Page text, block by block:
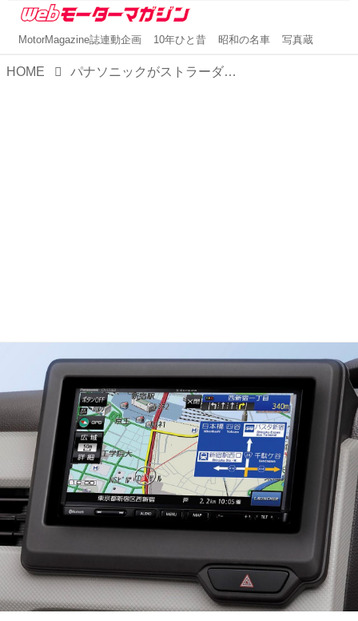
MotorMagazine誌連動企画 10年ひと昔 昭和の名車 写真蔵
HOME パナソニックがストラーダ「CN-E330D」を発表。AV一体型カーナビのベーシックモデル